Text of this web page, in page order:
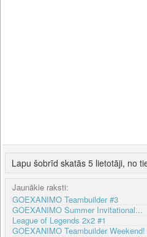
Lapu šobrīd skatās 5 lietotāji, no
Jaunākie raksti:
GOEXANIMO Teambuilder #3
GOEXANIMO Summer Invitational...
League of Legends 2x2 #1
GOEXANIMO Teambuilder Weekend!